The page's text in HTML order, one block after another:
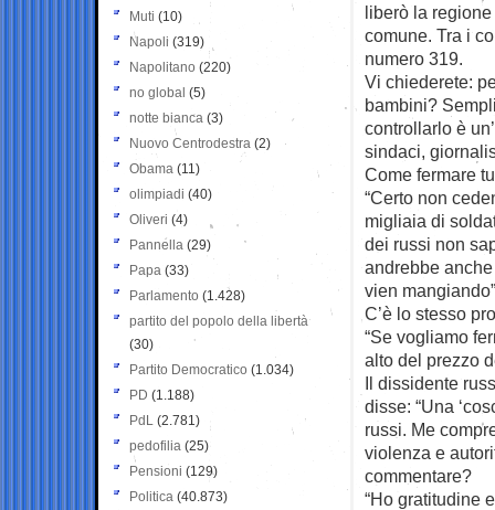
liberò la
comune. Tra i
numero 319.
Vi chiederete:
bambini?
controllarlo è
sindaci,
Come fermare
“Certo non
migliaia di
dei russi non
andrebbe
vien
C’è lo stesso
“Se vogliamo
alto del prezzo
Il dissidente
disse: “Una
russi. Me
violenza e
commentare?
“Ho gratitudine
Muti (10)
Napoli (319)
Napolitano (220)
no global (5)
notte bianca (3)
Nuovo Centrodestra (2)
Obama (11)
olimpiadi (40)
Oliveri (4)
Pannella (29)
Papa (33)
Parlamento (1.428)
partito del popolo della libertà
(30)
Partito Democratico (1.034)
PD (1.188)
PdL (2.781)
pedofilia (25)
Pensioni (129)
Politica (40.873)